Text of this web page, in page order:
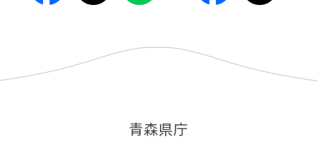
青森県庁